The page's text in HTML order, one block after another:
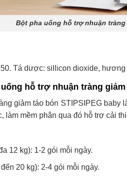
Bột pha uống hỗ trợ nhuận tràng
Tá dược: sillicon dioxide, hương
hỗ trợ nhuận tràng giảm
giảm táo bón STIPSIPEG
làm mềm phân qua đó hỗ trợ cải
12 kg): 1-2 gói mỗi ngày.
20 kg): 2-4 gói mỗi ngày.